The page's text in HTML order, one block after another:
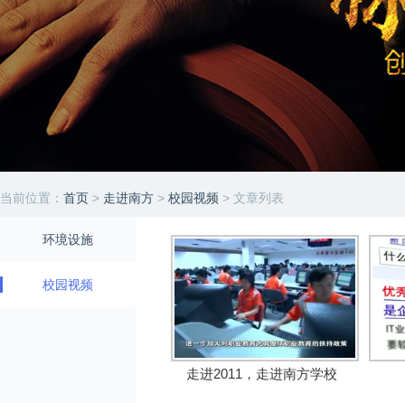
当前位置： 首页 > 走进南方 > 校园视频 > 文章列表
环境设施
校园视频
走进2011，走进南方学校